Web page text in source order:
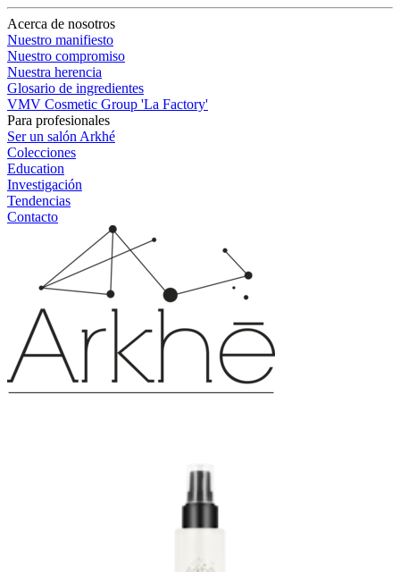
Acerca de nosotros
Nuestro manifiesto
Nuestro compromiso
Nuestra herencia
Glosario de ingredientes
VMV Cosmetic Group 'La Factory'
Para profesionales
Ser un salón Arkhé
Colecciones
Education
Investigación
Tendencias
Contacto